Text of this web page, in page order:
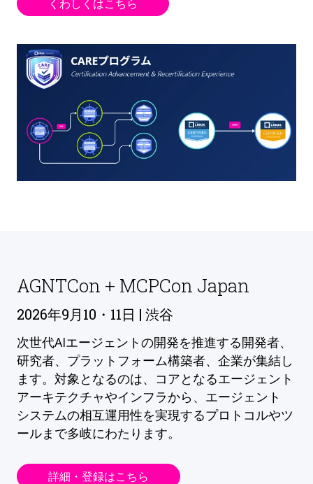
くわしくはこちら
AGNTCon + MCPCon Japan
2026年9月10・11日 | 渋谷
次世代AIエージェントの開発を推進する開発者、
研究者、プラットフォーム構築者、企業が集結し
ます。対象となるのは、コアとなるエージェント
アーキテクチャやインフラから、エージェント
システムの相互運用性を実現するプロトコルやツ
ールまで多岐にわたります。
詳細・登録はこちら